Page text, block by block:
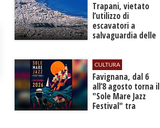
​Trapani, vietato
l’utilizzo di
escavatori a
salvaguardia delle
CULTURA
Favignana, dal 6
all’8 agosto torna il
"Sole Mare Jazz
Festival" tra